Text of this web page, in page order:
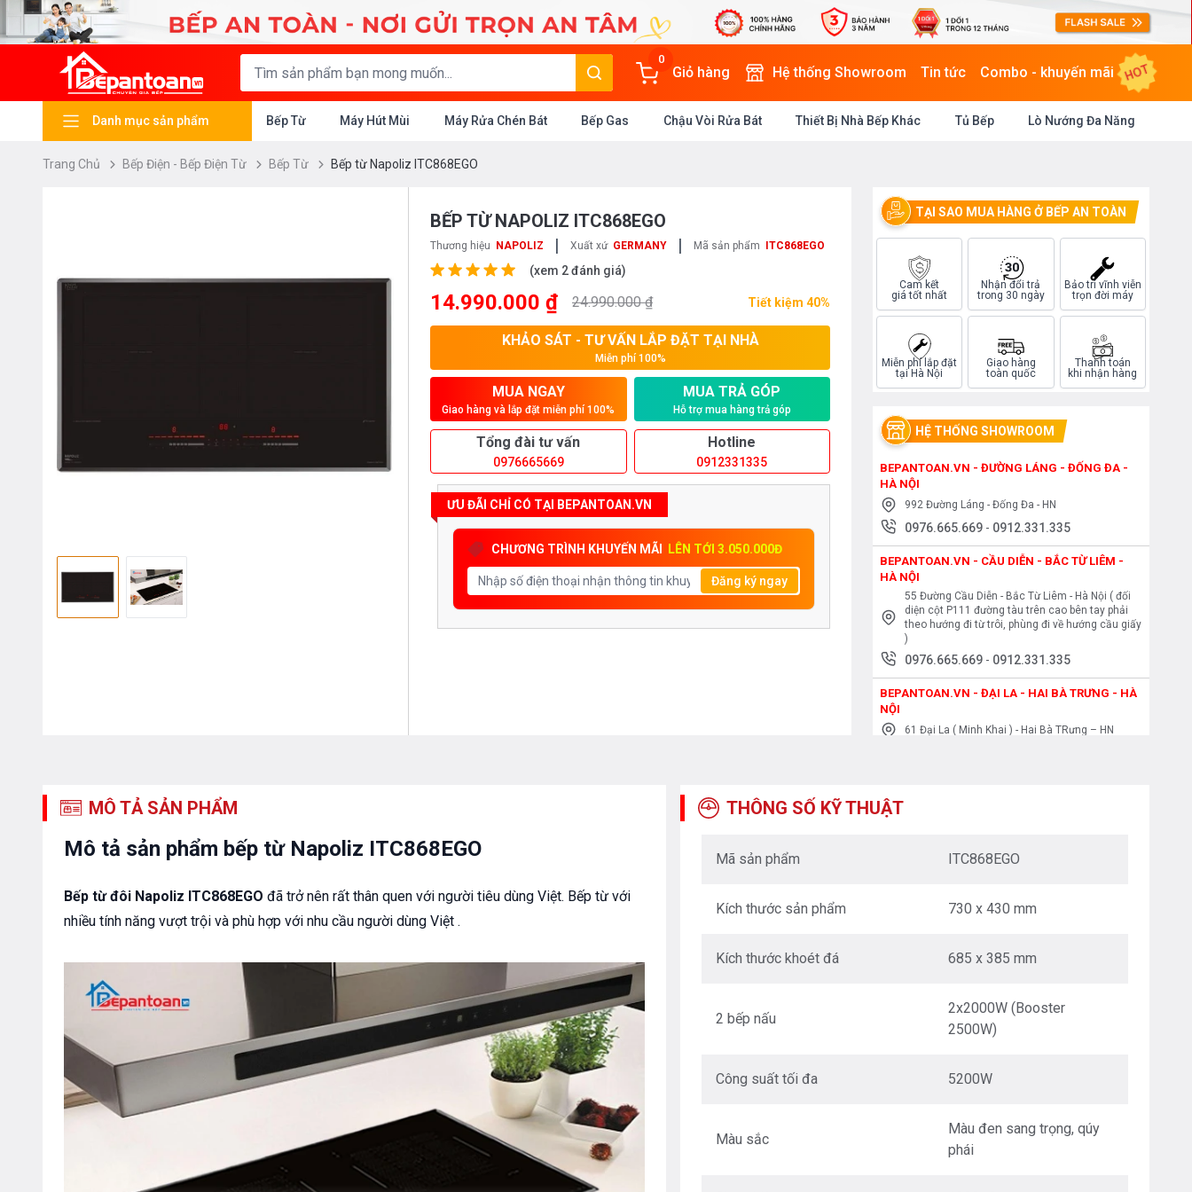
0
Giỏ hàng Hệ thống Showroom Tin tức Combo - khuyến mãi HOT
Danh mục sản phẩm Bếp Từ Máy Hút Mùi Máy Rửa Chén Bát Bếp Gas Chậu Vòi Rửa Bát Thiết Bị Nhà Bếp Khác Tủ Bếp Lò Nướng Đa Năng
Trang Chủ Bếp Điện - Bếp Điện Từ Bếp Từ Bếp từ Napoliz ITC868EGO
BẾP TỪ NAPOLIZ ITC868EGO
Thương hiệu NAPOLIZ | Xuất xứ GERMANY | Mã sản phẩm ITC868EGO
(xem 2 đánh giá)
14.990.000 ₫ 24.990.000 ₫ Tiết kiệm 40%
KHẢO SÁT - TƯ VẤN LẮP ĐẶT TẠI NHÀ
Miễn phí 100%
MUA NGAY
Giao hàng và lắp đặt miễn phí 100%
MUA TRẢ GÓP
Hỗ trợ mua hàng trả góp
Tổng đài tư vấn
0976665669
Hotline
0912331335
ƯU ĐÃI CHỈ CÓ TẠI BEPANTOAN.VN
CHƯƠNG TRÌNH KHUYẾN MÃI LÊN TỚI 3.050.000Đ
Đăng ký ngay
TẠI SAO MUA HÀNG Ở BẾP AN TOÀN
Cam kết
giá tốt nhất
Nhận đổi trả
trong 30 ngày
Bảo trì vĩnh viễn
trọn đời máy
Miễn phí lắp đặt
tại Hà Nội
Giao hàng
toàn quốc
Thanh toán
khi nhận hàng
HỆ THỐNG SHOWROOM
BEPANTOAN.VN - ĐƯỜNG LÁNG - ĐỐNG ĐA -
HÀ NỘI
992 Đường Láng - Đống Đa - HN
0976.665.669 - 0912.331.335
BEPANTOAN.VN - CẦU DIỄN - BẮC TỪ LIÊM -
HÀ NỘI
55 Đường Cầu Diễn - Bắc Từ Liêm - Hà Nội ( đối
diện cột P111 đường tàu trên cao bên tay phải
theo hướng đi từ trôi, phùng đi về hướng cầu giấy
)
0976.665.669 - 0912.331.335
BEPANTOAN.VN - ĐẠI LA - HAI BÀ TRƯNG - HÀ
NỘI
61 Đại La ( Minh Khai ) - Hai Bà TRưng – HN
XUÂN - HÀ NỘI
Căn 08 - TT1.4 Khu Dự Án Calyx Residence
0976.665.669 - 0912.331.335
BIÊN - HÀ NỘI
Nguyễn Văn Cừ - Long Biên - HN
BEPANTOAN.VN - QUẬN TÂN BÌNH - TP HCM
0912331335 -0976665669
MÔ TẢ SẢN PHẨM
Mô tả sản phẩm bếp từ Napoliz ITC868EGO
Bếp từ đôi Napoliz ITC868EGO đã trở nên rất thân quen với người tiêu dùng Việt. Bếp từ với
nhiều tính năng vượt trội và phù hợp với nhu cầu người dùng Việt .
THÔNG SỐ KỸ THUẬT
Mã sản phẩm ITC868EGO
Kích thước sản phẩm 730 x 430 mm
Kích thước khoét đá 685 x 385 mm
2 bếp nấu
2x2000W (Booster
2500W)
Công suất tối đa 5200W
Màu sắc
Màu đen sang trọng, qúy
phái